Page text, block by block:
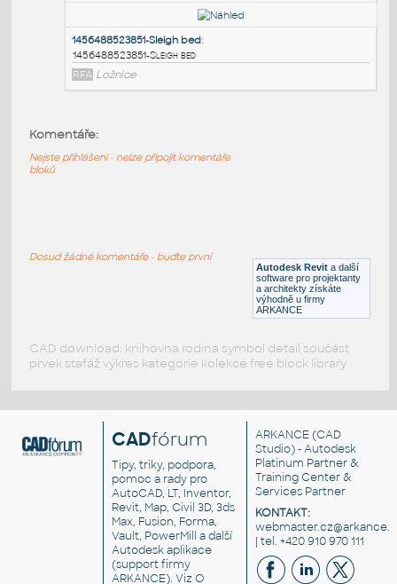
Bedroom_Teak_Headboard_Complex_amp_Bed_6
Bedroom Teak Headboard Complex amp Bed 6
RFA Ložnice
Ayrton bed Frighetto 7
RFA Ložnice
RFA Ložnice Autodesk Revit a další
software pro projektanty
a architekty získáte
výhodně u firmy
ARKANCE
Komentáře:
Nejste přihlášeni - nelze připojit komentáře
bloků
Dosud žádné komentáře - buďte první
CAD download: knihovna rodina symbol detail součást
prvek stafáž výkres kategorie kolekce free block library
CADfórum
Tipy, triky, podpora,
pomoc a rady pro
AutoCAD, LT, Inventor,
Revit, Map, Civil 3D, 3ds
Max, Fusion, Forma,
Vault, PowerMill a další
Autodesk aplikace
(support firmy
ARKANCE). VizO
ARKANCE (CAD
Studio) - Autodesk
Platinum Partner &
Training Center &
Services Partner
KONTAKT:
| tel. +420 910 970 111